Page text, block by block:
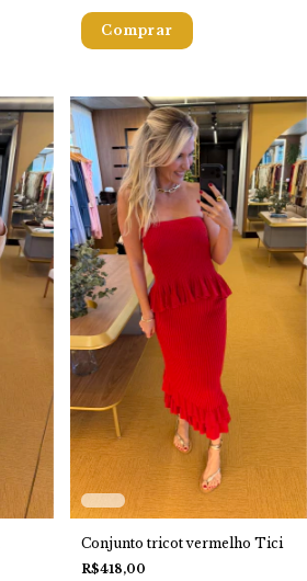
Conjunto tricot vermelho Tici
R$418,00